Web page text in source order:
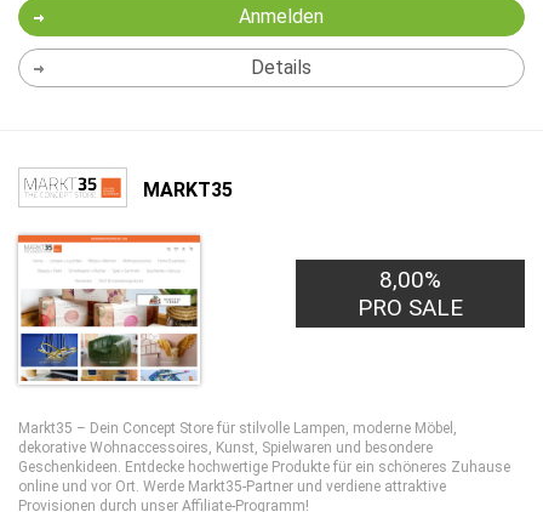
Anmelden
Details
MARKT35
8,00%
PRO SALE
Markt35 – Dein Concept Store für stilvolle Lampen, moderne Möbel,
dekorative Wohnaccessoires, Kunst, Spielwaren und besondere
Geschenkideen. Entdecke hochwertige Produkte für ein schöneres Zuhause
online und vor Ort. Werde Markt35-Partner und verdiene attraktive
Provisionen durch unser Affiliate-Programm!